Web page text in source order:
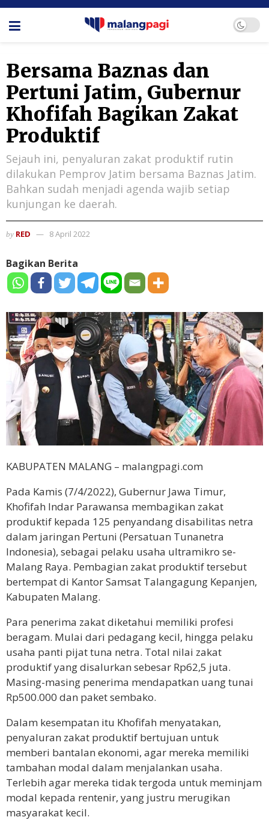
Bersama Baznas dan
Pertuni Jatim, Gubernur
Khofifah Bagikan Zakat
Produktif
Sejauh ini, penyaluran zakat produktif rutin
dilakukan Pemprov Jatim bersama Baznas Jatim.
Bahkan sudah menjadi agenda wajib setiap
kunjungan ke daerah.
by RED 8 April 2022
Bagikan Berita
KABUPATEN MALANG – malangpagi.com
Pada Kamis (7/4/2022), Gubernur Jawa Timur,
Khofifah Indar Parawansa membagikan zakat
produktif kepada 125 penyandang disabilitas netra
dalam jaringan Pertuni (Persatuan Tunanetra
Indonesia), sebagai pelaku usaha ultramikro se-
Malang Raya. Pembagian zakat produktif tersebut
bertempat di Kantor Samsat Talangagung Kepanjen,
Kabupaten Malang.
Para penerima zakat diketahui memiliki profesi
beragam. Mulai dari pedagang kecil, hingga pelaku
usaha panti pijat tuna netra. Total nilai zakat
produktif yang disalurkan sebesar Rp62,5 juta.
Masing-masing penerima mendapatkan uang tunai
Rp500.000 dan paket sembako.
Dalam kesempatan itu Khofifah menyatakan,
penyaluran zakat produktif bertujuan untuk
memberi bantalan ekonomi, agar mereka memiliki
tambahan modal dalam menjalankan usaha.
Terlebih agar mereka tidak tergoda untuk meminjam
modal kepada rentenir, yang justru merugikan
masyarakat kecil.